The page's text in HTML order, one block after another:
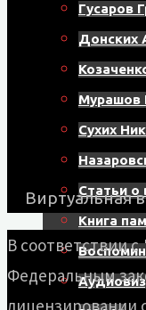
Гусаров
Донских
Мурашов
Сухих
Статьи о
Книга
Виртуальная
В соответствии с
Федеральным
лицензировании